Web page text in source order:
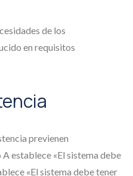
de los
en requisitos
previenen
establece «El sistema debe
«El sistema debe tener